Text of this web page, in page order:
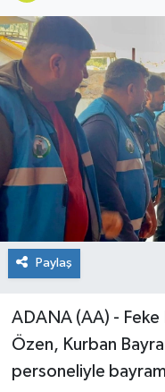
Paylaş
ADANA (AA) - Feke
Özen, Kurban
personeliyle
Yaşam